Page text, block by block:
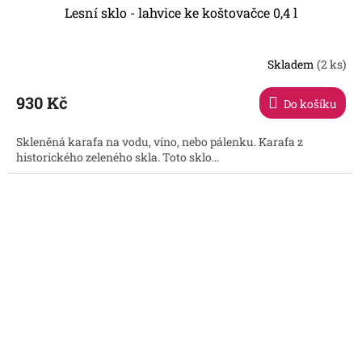
Lesní sklo - lahvice ke koštovačce 0,4 l
Skladem (2 ks)
930 Kč Do košíku
Skleněná karafa na vodu, víno, nebo pálenku. Karafa z
historického zeleného skla. Toto sklo...